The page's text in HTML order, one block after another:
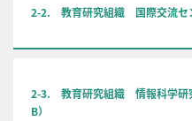
2-2. 教育研究組織 国際交流セ
2-3. 教育研究組織 情報科学研
B）